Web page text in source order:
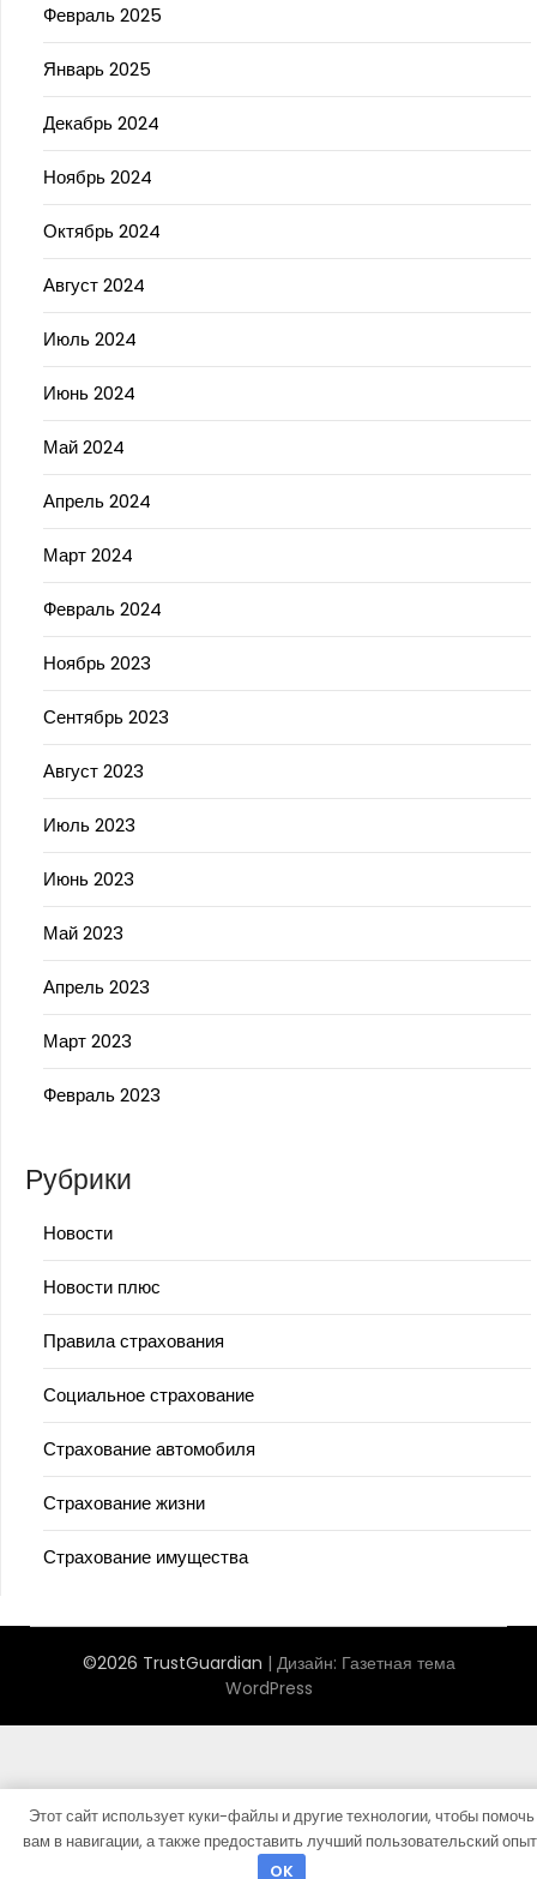
Февраль 2025
Январь 2025
Декабрь 2024
Ноябрь 2024
Октябрь 2024
Август 2024
Июль 2024
Июнь 2024
Май 2024
Апрель 2024
Март 2024
Февраль 2024
Ноябрь 2023
Сентябрь 2023
Август 2023
Июль 2023
Июнь 2023
Май 2023
Апрель 2023
Март 2023
Февраль 2023
Рубрики
Новости
Новости плюс
Правила страхования
Социальное страхование
Страхование автомобиля
Страхование жизни
Страхование имущества
©2026 TrustGuardian | Дизайн: Газетная тема
WordPress
Этот сайт использует куки-файлы и другие технологии, чтобы помочь
вам в навигации, а также предоставить лучший пользовательский
OK